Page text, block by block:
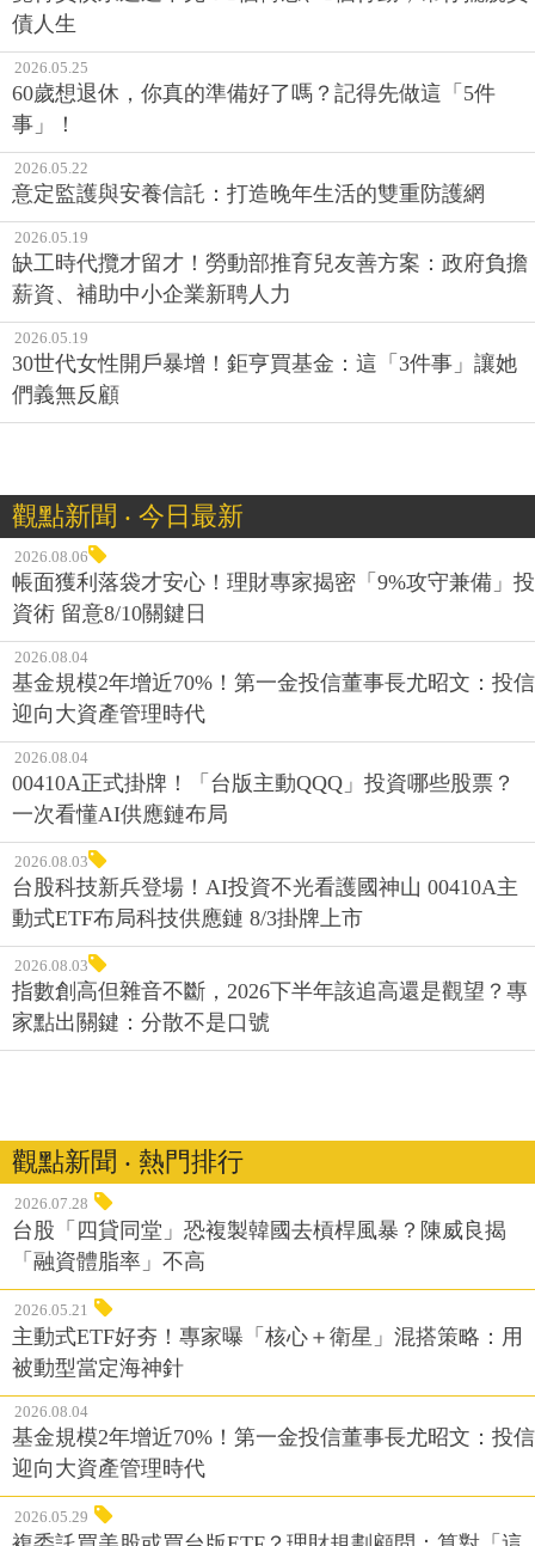
債人生
2026.05.25
60歲想退休，你真的準備好了嗎？記得先做這「5件
事」！
2026.05.22
意定監護與安養信託：打造晚年生活的雙重防護網
2026.05.19
缺工時代攬才留才！勞動部推育兒友善方案：政府負擔
薪資、補助中小企業新聘人力
2026.05.19
30世代女性開戶暴增！鉅亨買基金：這「3件事」讓她
們義無反顧
觀點新聞 ‧ 今日最新
2026.08.06
帳面獲利落袋才安心！理財專家揭密「9%攻守兼備」投
資術 留意8/10關鍵日
2026.08.04
基金規模2年增近70%！第一金投信董事長尤昭文：投信
迎向大資產管理時代
2026.08.04
00410A正式掛牌！「台版主動QQQ」投資哪些股票？
一次看懂AI供應鏈布局
2026.08.03
台股科技新兵登場！AI投資不光看護國神山 00410A主
動式ETF布局科技供應鏈 8/3掛牌上市
2026.08.03
指數創高但雜音不斷，2026下半年該追高還是觀望？專
家點出關鍵：分散不是口號
觀點新聞 ‧ 熱門排行
2026.07.28
台股「四貸同堂」恐複製韓國去槓桿風暴？陳威良揭
「融資體脂率」不高
2026.05.21
主動式ETF好夯！專家曝「核心＋衛星」混搭策略：用
被動型當定海神針
2026.08.04
基金規模2年增近70%！第一金投信董事長尤昭文：投信
迎向大資產管理時代
2026.05.29